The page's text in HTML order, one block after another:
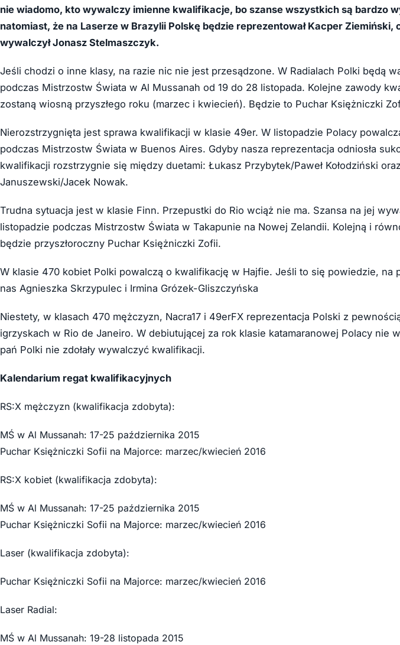
nie wiadomo, kto wywalczy imienne kwalifikacje, bo szanse wszystkich są bardzo
natomiast, że na Laserze w Brazylii Polskę będzie reprezentował Kacper
wywalczył Jonasz Stelmaszczyk.
Jeśli chodzi o inne klasy, na razie nic nie jest przesądzone. W Radialach Polki będą
podczas Mistrzostw Świata w Al Mussanah od 19 do 28 listopada. Kolejne zawody
zostaną wiosną przyszłego roku (marzec i kwiecień). Będzie to Puchar Księżniczki
Nierozstrzygnięta jest sprawa kwalifikacji w klasie 49er. W listopadzie Polacy
podczas Mistrzostw Świata w Buenos Aires. Gdyby nasza reprezentacja odniosła
kwalifikacji rozstrzygnie się między duetami: Łukasz Przybytek/Paweł Kołodziński
Januszewski/Jacek Nowak.
Trudna sytuacja jest w klasie Finn. Przepustki do Rio wciąż nie ma. Szansa na jej
listopadzie podczas Mistrzostw Świata w Takapunie na Nowej Zelandii. Kolejną i
będzie przyszłoroczny Puchar Księżniczki Zofii.
W klasie 470 kobiet Polki powalczą o kwalifikację w Hajfie. Jeśli to się powiedzie, na
nas Agnieszka Skrzypulec i Irmina Grózek-Gliszczyńska
Niestety, w klasach 470 mężczyzn, Nacra17 i 49erFX reprezentacja Polski z
igrzyskach w Rio de Janeiro. W debiutującej za rok klasie katamaranowej Polacy nie
pań Polki nie zdołały wywalczyć kwalifikacji.
Kalendarium regat kwalifikacyjnych
RS:X mężczyzn (kwalifikacja zdobyta):
MŚ w Al Mussanah: 17-25 października 2015
Puchar Księżniczki Sofii na Majorce: marzec/kwiecień 2016
RS:X kobiet (kwalifikacja zdobyta):
MŚ w Al Mussanah: 17-25 października 2015
Puchar Księżniczki Sofii na Majorce: marzec/kwiecień 2016
Laser (kwalifikacja zdobyta):
Puchar Księżniczki Sofii na Majorce: marzec/kwiecień 2016
Laser Radial:
MŚ w Al Mussanah: 19-28 listopada 2015